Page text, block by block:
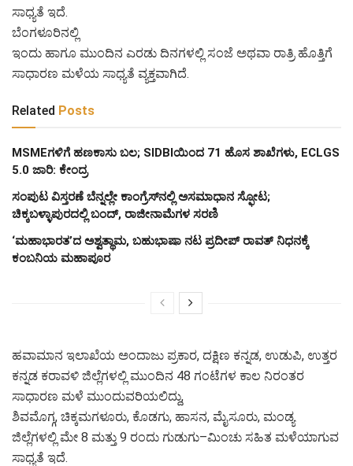
ಸಾಧ್ಯತೆ ಇದೆ.
ಬೆಂಗಳೂರಿನಲ್ಲಿ
ಇಂದು ಹಾಗೂ ಮುಂದಿನ ಎರಡು ದಿನಗಳಲ್ಲಿ ಸಂಜೆ ಅಥವಾ ರಾತ್ರಿ ಹೊತ್ತಿಗೆ
ಸಾಧಾರಣ ಮಳೆಯ ಸಾಧ್ಯತೆ ವ್ಯಕ್ತವಾಗಿದೆ.
Related Posts
MSMEಗಳಿಗೆ ಹಣಕಾಸು ಬಲ; SIDBIಯಿಂದ 71 ಹೊಸ ಶಾಖೆಗಳು, ECLGS
5.0 ಜಾರಿ: ಕೇಂದ್ರ
ಸಂಪುಟ ವಿಸ್ತರಣೆ ಬೆನ್ನಲ್ಲೇ ಕಾಂಗ್ರೆಸ್‌ನಲ್ಲಿ ಅಸಮಾಧಾನ ಸ್ಫೋಟ;
ಚಿಕ್ಕಬಳ್ಳಾಪುರದಲ್ಲಿ ಬಂದ್, ರಾಜೀನಾಮೆಗಳ ಸರಣಿ
‘ಮಹಾಭಾರತ’ದ ಅಶ್ವತ್ಥಾಮ, ಬಹುಭಾಷಾ ನಟ ಪ್ರದೀಪ್ ರಾವತ್ ನಿಧನಕ್ಕೆ
ಕಂಬನಿಯ ಮಹಾಪೂರ
ಹವಾಮಾನ ಇಲಾಖೆಯ ಅಂದಾಜು ಪ್ರಕಾರ, ದಕ್ಷಿಣ ಕನ್ನಡ, ಉಡುಪಿ, ಉತ್ತರ
ಕನ್ನಡ ಕರಾವಳಿ ಜಿಲ್ಲೆಗಳಲ್ಲಿ ಮುಂದಿನ 48 ಗಂಟೆಗಳ ಕಾಲ ನಿರಂತರ
ಸಾಧಾರಣ ಮಳೆ ಮುಂದುವರಿಯಲಿದ್ದು,
ಶಿವಮೊಗ್ಗ, ಚಿಕ್ಕಮಗಳೂರು, ಕೊಡಗು, ಹಾಸನ, ಮೈಸೂರು, ಮಂಡ್ಯ
ಜಿಲ್ಲೆಗಳಲ್ಲಿ ಮೇ 8 ಮತ್ತು 9 ರಂದು ಗುಡುಗು–ಮಿಂಚು ಸಹಿತ ಮಳೆಯಾಗುವ
ಸಾಧ್ಯತೆ ಇದೆ.